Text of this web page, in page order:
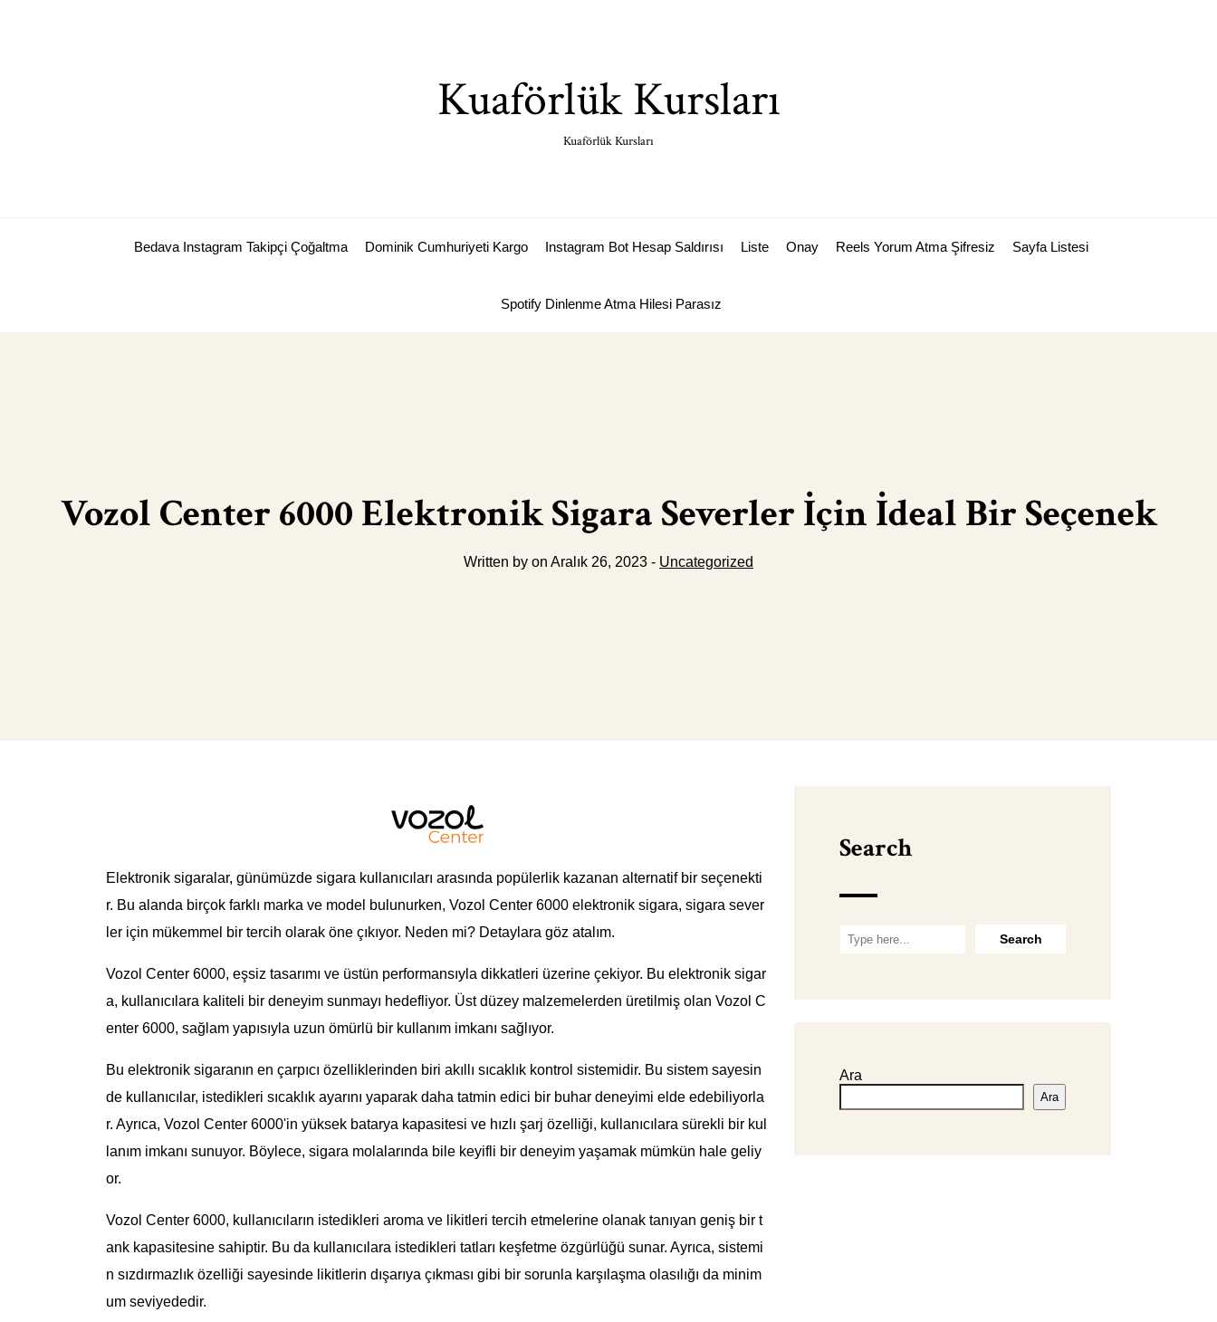
Kuaförlük Kursları
Kuaförlük Kursları
Bedava Instagram Takipçi Çoğaltma Dominik Cumhuriyeti Kargo Instagram Bot Hesap Saldırısı Liste Onay Reels Yorum Atma Şifresiz Sayfa Listesi
Spotify Dinlenme Atma Hilesi Parasız
Vozol Center 6000 Elektronik Sigara Severler İçin İdeal Bir Seçenek
Written by on Aralık 26, 2023 - Uncategorized
Elektronik sigaralar, günümüzde sigara kullanıcıları arasında popülerlik kazanan alternatif bir seçenekti
r. Bu alanda birçok farklı marka ve model bulunurken, Vozol Center 6000 elektronik sigara, sigara sever
ler için mükemmel bir tercih olarak öne çıkıyor. Neden mi? Detaylara göz atalım.
Vozol Center 6000, eşsiz tasarımı ve üstün performansıyla dikkatleri üzerine çekiyor. Bu elektronik sigar
a, kullanıcılara kaliteli bir deneyim sunmayı hedefliyor. Üst düzey malzemelerden üretilmiş olan Vozol C
enter 6000, sağlam yapısıyla uzun ömürlü bir kullanım imkanı sağlıyor.
Bu elektronik sigaranın en çarpıcı özelliklerinden biri akıllı sıcaklık kontrol sistemidir. Bu sistem sayesin
de kullanıcılar, istedikleri sıcaklık ayarını yaparak daha tatmin edici bir buhar deneyimi elde edebiliyorla
r. Ayrıca, Vozol Center 6000'in yüksek batarya kapasitesi ve hızlı şarj özelliği, kullanıcılara sürekli bir kul
lanım imkanı sunuyor. Böylece, sigara molalarında bile keyifli bir deneyim yaşamak mümkün hale geliy
or.
Vozol Center 6000, kullanıcıların istedikleri aroma ve likitleri tercih etmelerine olanak tanıyan geniş bir t
ank kapasitesine sahiptir. Bu da kullanıcılara istedikleri tatları keşfetme özgürlüğü sunar. Ayrıca, sistemi
n sızdırmazlık özelliği sayesinde likitlerin dışarıya çıkması gibi bir sorunla karşılaşma olasılığı da minim
um seviyededir.
Search
Ara
Ara